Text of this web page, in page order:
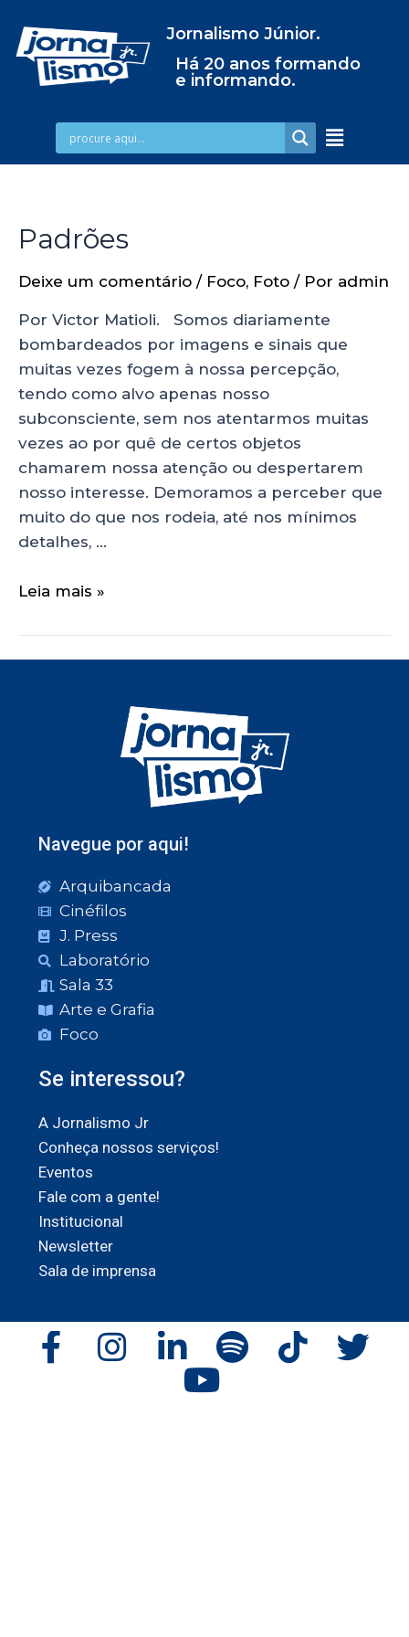
Jornalismo Júnior.
Há 20 anos formando
e informando.
Padrões
Deixe um comentário / Foco, Foto / Por admin
Por Victor Matioli. Somos diariamente
bombardeados por imagens e sinais que
muitas vezes fogem à nossa percepção,
tendo como alvo apenas nosso
subconsciente, sem nos atentarmos muitas
vezes ao por quê de certos objetos
chamarem nossa atenção ou despertarem
nosso interesse. Demoramos a perceber que
muito do que nos rodeia, até nos mínimos
detalhes, …
Leia mais »
Navegue por aqui!
Arquibancada
Cinéfilos
J. Press
Laboratório
Sala 33
Arte e Grafia
Foco
Se interessou?
A Jornalismo Jr
Conheça nossos serviços!
Eventos
Fale com a gente!
Institucional
Newsletter
Sala de imprensa